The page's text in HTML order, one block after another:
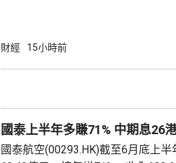
尋找估值較平的公司，加上上游硬件
在AI應用上的爆發潛力較大，若下
多科技股獲納入恒指，將有助整體表
財經 15小時前
國泰上半年多賺71% 中期息26
國泰航空(00293.HK)截至6月底上半